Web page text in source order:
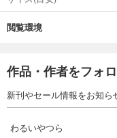
閲覧環境
作品・作者をフォ
新刊やセール情報をお知ら
わるいやつら